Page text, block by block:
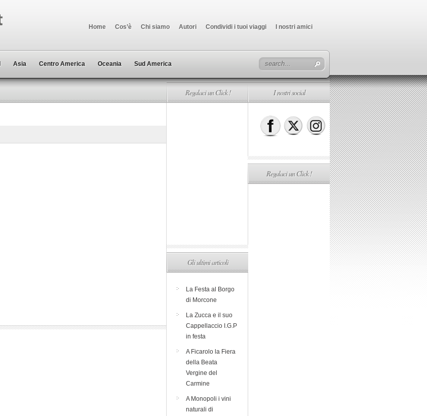
Home Cos’è Chi siamo Autori Condividi i tuoi viaggi I nostri amici
Asia Centro America Oceania Sud America
Regalaci un Click !
Gli ultimi articoli
La Festa al Borgo
di Morcone
La Zucca e il suo
Cappellaccio I.G.P
in festa
A Ficarolo la Fiera
della Beata
Vergine del
Carmine
A Monopoli i vini
naturali di
I nostri social
Regalaci un Click !